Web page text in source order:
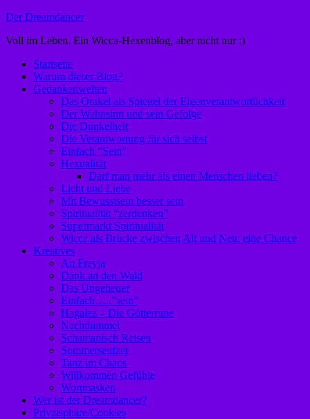
Zum
springen
Der Dreamdancer
Voll im Leben. Ein Wicca-Hexenblog, aber nicht nur :)
Startseite
Warum dieser Blog?
Gedankenwelten
Das Orakel als Spiegel der Eigenverantwortlichkeit
Der Wahnsinn und sein Gefolge
Die Dunkelheit
Die Verantwortung für sich selbst
Einfach “Sein”
Hexualität
Darf man mehr als einen Menschen lieben?
Licht und Liebe
Mit Bewusstsein besser sein
Spiritualität “zerdenken”
Supermarkt Spiritualität
Wicca als Brücke zwischen Alt und Neu: eine Chance
Kreatives
An Freyja
Dank an den Wald
Das Ungeheuer
Einfach…..”sein”
Hagalaz – Die Götterrune
Nachthimmel
Schamanisch Reisen
Sommerseufzer
Tanz im Chaos
Willkommen Gefühle
Wortmasken
Wer ist der Dreamdancer?
Privatsphäre/Cookies